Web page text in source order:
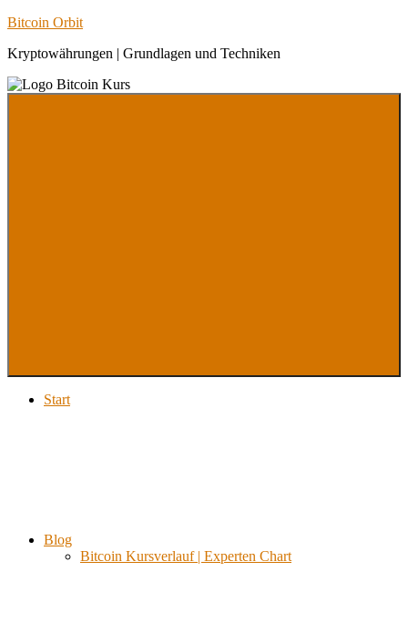
Zum
springen
Bitcoin Orbit
Kryptowährungen | Grundlagen und Techniken
Start
Blog
Bitcoin Kursverlauf | Experten Chart